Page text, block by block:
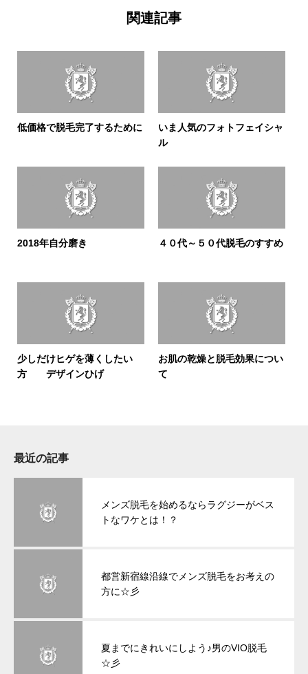
関連記事
低価格で脱毛完了するために
いま人気のフォトフェイシャ
ル
2018年自分磨き ４０代～５０代脱毛のすすめ
少しだけヒゲを薄くしたい
方 デザインひげ
お肌の乾燥と脱毛効果につい
て
最近の記事
メンズ脱毛を始めるならラグジーがベス
トなワケとは！？
都営新宿線沿線でメンズ脱毛をお考えの
方に☆彡
夏までにきれいにしよう♪男のVIO脱毛
☆彡